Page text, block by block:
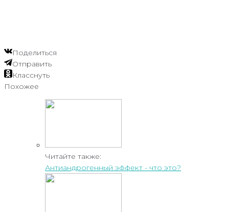
Поделиться
Отправить
Класснуть
Похожее
Читайте также:
Антиандрогенный эффект - что это?